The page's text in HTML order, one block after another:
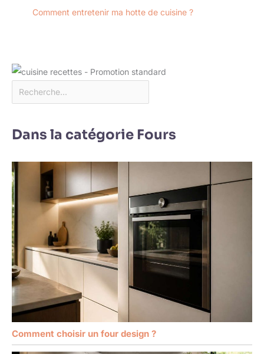
Comment entretenir ma hotte de cuisine ?
Dans la catégorie Fours
Comment choisir un four design ?